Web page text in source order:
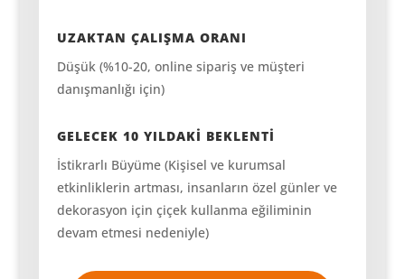
UZAKTAN ÇALIŞMA ORANI
Düşük (%10-20, online sipariş ve müşteri
danışmanlığı için)
GELECEK 10 YILDAKİ BEKLENTİ
İstikrarlı Büyüme (Kişisel ve kurumsal
etkinliklerin artması, insanların özel günler ve
dekorasyon için çiçek kullanma eğiliminin
devam etmesi nedeniyle)